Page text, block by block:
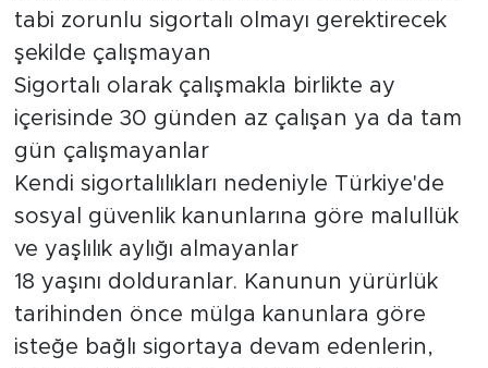
tabi zorunlu sigortalı olmayı gerektirecek
şekilde çalışmayan
Sigortalı olarak çalışmakla birlikte ay
içerisinde 30 günden az çalışan ya da tam
gün çalışmayanlar
Kendi sigortalılıkları nedeniyle Türkiye'de
sosyal güvenlik kanunlarına göre malullük
ve yaşlılık aylığı almayanlar
18 yaşını dolduranlar. Kanunun yürürlük
tarihinden önce mülga kanunlara göre
isteğe bağlı sigortaya devam edenlerin,